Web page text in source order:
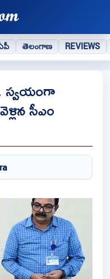
తెలంగాణ REVIEWS
స్వయంగా
సీఎం